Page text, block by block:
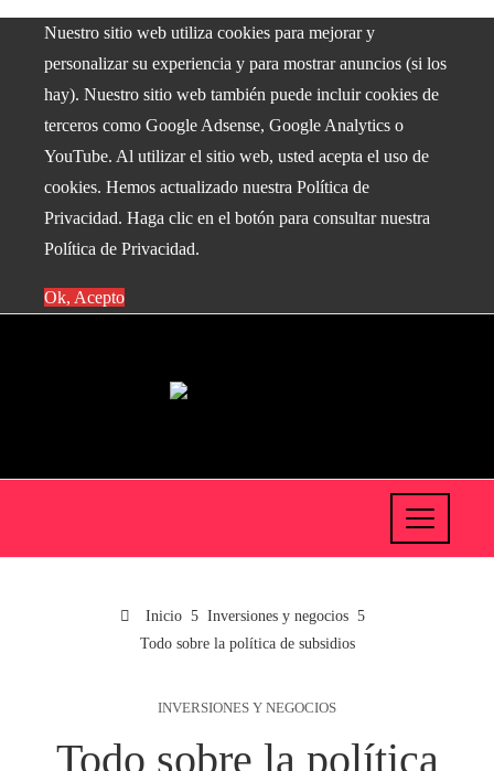
Nuestro sitio web utiliza cookies para mejorar y
personalizar su experiencia y para mostrar anuncios (si los
hay). Nuestro sitio web también puede incluir cookies de
terceros como Google Adsense, Google Analytics o
YouTube. Al utilizar el sitio web, usted acepta el uso de
cookies. Hemos actualizado nuestra Política de
Privacidad. Haga clic en el botón para consultar nuestra
Política de Privacidad.
Ok, Acepto
Inicio
Inversiones y negocios
Todo sobre la política de subsidios
INVERSIONES Y NEGOCIOS
Todo sobre la política